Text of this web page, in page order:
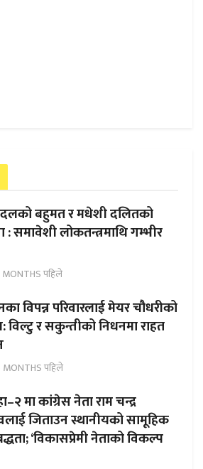
बहुमत र मधेशी दलितको
: समावेशी लोकतन्त्रमाथि गम्भीर
MONTHS पहिले
विपन्न परिवारलाई मेयर चौधरीको
र सकुन्तीको निधनमा राहत
MONTHS पहिले
मा कांग्रेस नेता राम चन्द्र
जिताउन स्थानीयको सामूहिक
‘विकासप्रेमी नेताको विकल्प